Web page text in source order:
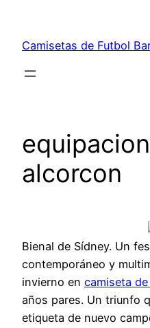
contenido
Camisetas de Futbol
alcorcon
Bienal de Sídney. Un
contemporáneo y
invierno en camiseta
años pares. Un triunfo
etiqueta de nuevo